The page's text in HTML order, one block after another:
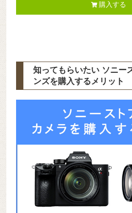
購入する
知ってもらいたい ソニー
ンズを購入するメリット